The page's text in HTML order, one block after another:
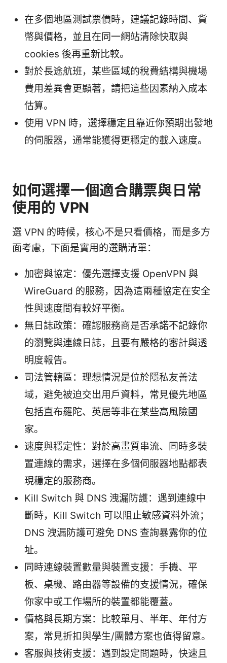
在多個地區測試票價時，建議記錄時間、貨
幣與價格，並且在同一網站清除快取與
cookies 後再重新比較。
對於長途航班，某些區域的稅費結構與機場
費用差異會更顯著，請把這些因素納入成本
估算。
使用 VPN 時，選擇穩定且靠近你預期出發地
的伺服器，通常能獲得更穩定的載入速度。
如何選擇一個適合購票與日常
使用的 VPN
選 VPN 的時候，核心不是只看價格，而是多方
面考慮，下面是實用的選購清單：
加密與協定：優先選擇支援 OpenVPN 與
WireGuard 的服務，因為這兩種協定在安全
性與速度間有較好平衡。
無日誌政策：確認服務商是否承諾不記錄你
的瀏覽與連線日誌，且要有嚴格的審計與透
明度報告。
司法管轄區：理想情況是位於隱私友善法
域，避免被迫交出用戶資料，常見優先地區
包括直布羅陀、英居等非在某些高風險國
家。
速度與穩定性：對於高畫質串流、同時多裝
置連線的需求，選擇在多個伺服器地點都表
現穩定的服務商。
Kill Switch 與 DNS 洩漏防護：遇到連線中
斷時，Kill Switch 可以阻止敏感資料外流；
DNS 洩漏防護可避免 DNS 查詢暴露你的位
址。
同時連線裝置數量與裝置支援：手機、平
板、桌機、路由器等設備的支援情況，確保
你家中或工作場所的裝置都能覆蓋。
價格與長期方案：比較單月、半年、年付方
案，常見折扣與學生/團體方案也值得留意。
客服與技術支援：遇到設定問題時，快速且